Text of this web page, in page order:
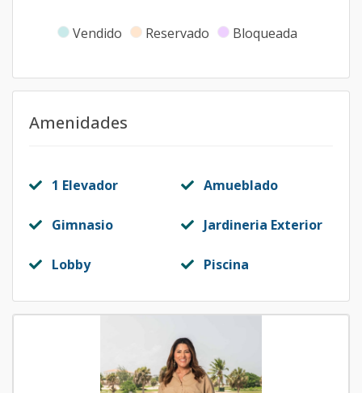
Vendido Reservado Bloqueada
Amenidades
1 Elevador Amueblado
Gimnasio Jardineria Exterior
Lobby Piscina